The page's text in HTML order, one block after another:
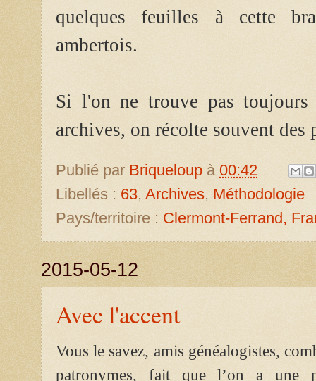
quelques feuilles à cette
ambertois.
Si l'on ne trouve pas
archives, on récolte souvent des
Publié par Briqueloup à 00:42
Libellés : 63, Archives, Méthodologie
Pays/territoire : Clermont-Ferrand,
2015-05-12
Avec l'accent
Vous le savez, amis généalogistes,
patronymes, fait que l’on a une